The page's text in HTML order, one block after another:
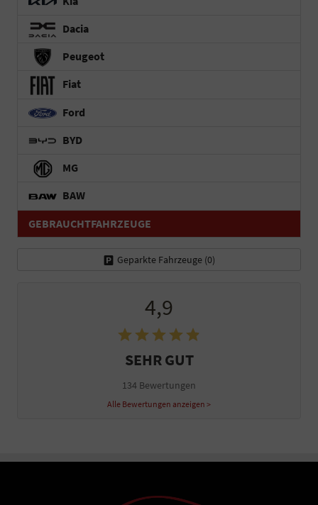
Dacia
Peugeot
Fiat
Ford
BYD
MG
BAW
GEBRAUCHTFAHRZEUGE
Geparkte Fahrzeuge (0)
4,9
SEHR GUT
134 Bewertungen
Alle Bewertungen anzeigen >